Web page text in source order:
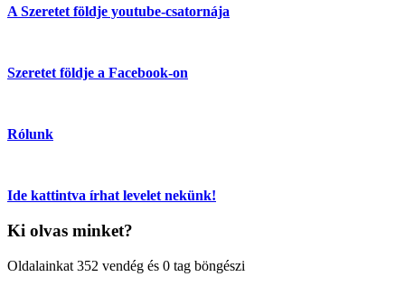
A Szeretet földje youtube-csatornája
Szeretet földje a Facebook-on
Rólunk
Ide kattintva írhat levelet nekünk!
Ki olvas minket?
Oldalainkat 352 vendég és 0 tag böngészi